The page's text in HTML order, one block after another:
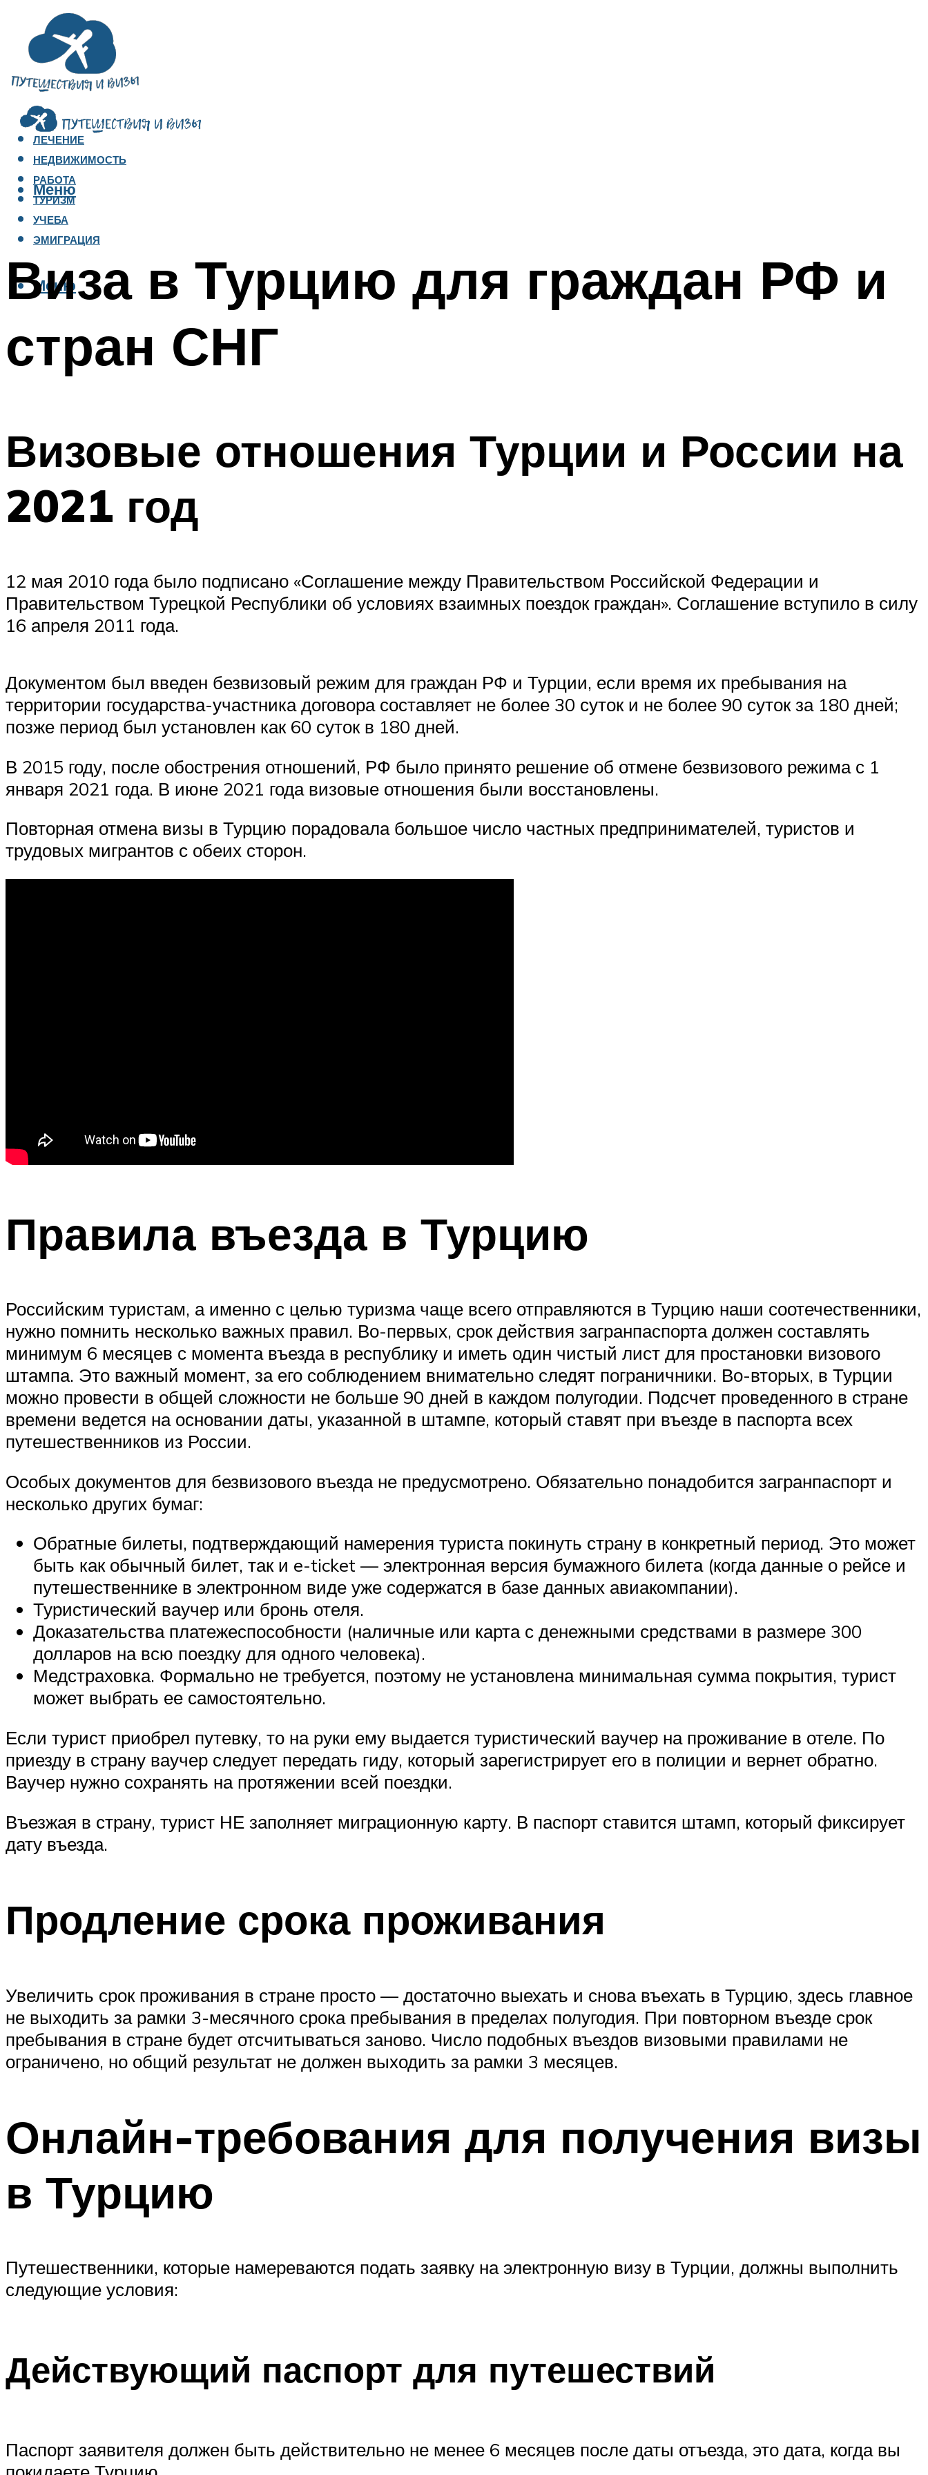
ЛЕЧЕНИЕ
НЕДВИЖИМОСТЬ
РАБОТА
ТУРИЗМ
УЧЕБА
ЭМИГРАЦИЯ
Меню
Меню
Виза в Турцию для граждан РФ и
стран СНГ
Визовые отношения Турции и России на
2021 год
12 мая 2010 года было подписано «Соглашение между Правительством Российской Федерации и
Правительством Турецкой Республики об условиях взаимных поездок граждан». Соглашение вступило в силу
16 апреля 2011 года.
Документом был введен безвизовый режим для граждан РФ и Турции, если время их пребывания на
территории государства-участника договора составляет не более 30 суток и не более 90 суток за 180 дней;
позже период был установлен как 60 суток в 180 дней.
В 2015 году, после обострения отношений, РФ было принято решение об отмене безвизового режима с 1
января 2021 года. В июне 2021 года визовые отношения были восстановлены.
Повторная отмена визы в Турцию порадовала большое число частных предпринимателей, туристов и
трудовых мигрантов с обеих сторон.
Правила въезда в Турцию
Российским туристам, а именно с целью туризма чаще всего отправляются в Турцию наши соотечественники,
нужно помнить несколько важных правил. Во-первых, срок действия загранпаспорта должен составлять
минимум 6 месяцев с момента въезда в республику и иметь один чистый лист для простановки визового
штампа. Это важный момент, за его соблюдением внимательно следят пограничники. Во-вторых, в Турции
можно провести в общей сложности не больше 90 дней в каждом полугодии. Подсчет проведенного в стране
времени ведется на основании даты, указанной в штампе, который ставят при въезде в паспорта всех
путешественников из России.
Особых документов для безвизового въезда не предусмотрено. Обязательно понадобится загранпаспорт и
несколько других бумаг:
Обратные билеты, подтверждающий намерения туриста покинуть страну в конкретный период. Это может
быть как обычный билет, так и e-ticket — электронная версия бумажного билета (когда данные о рейсе и
путешественнике в электронном виде уже содержатся в базе данных авиакомпании).
Туристический ваучер или бронь отеля.
Доказательства платежеспособности (наличные или карта с денежными средствами в размере 300
долларов на всю поездку для одного человека).
Медстраховка. Формально не требуется, поэтому не установлена минимальная сумма покрытия, турист
может выбрать ее самостоятельно.
Если турист приобрел путевку, то на руки ему выдается туристический ваучер на проживание в отеле. По
приезду в страну ваучер следует передать гиду, который зарегистрирует его в полиции и вернет обратно.
Ваучер нужно сохранять на протяжении всей поездки.
Въезжая в страну, турист НЕ заполняет миграционную карту. В паспорт ставится штамп, который фиксирует
дату въезда.
Продление срока проживания
Увеличить срок проживания в стране просто — достаточно выехать и снова въехать в Турцию, здесь главное
не выходить за рамки 3-месячного срока пребывания в пределах полугодия. При повторном въезде срок
пребывания в стране будет отсчитываться заново. Число подобных въездов визовыми правилами не
ограничено, но общий результат не должен выходить за рамки 3 месяцев.
Онлайн-требования для получения визы
в Турцию
Путешественники, которые намереваются подать заявку на электронную визу в Турции, должны выполнить
следующие условия:
Действующий паспорт для путешествий
Паспорт заявителя должен быть действительно не менее 6 месяцев после даты отъезда, это дата, когда вы